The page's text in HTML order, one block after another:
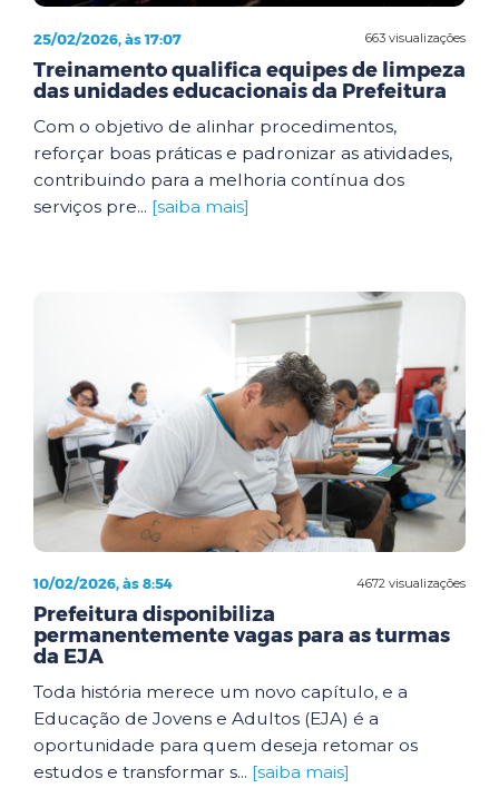
663 visualizações
25/02/2026, às 17:07
Treinamento qualifica equipes de limpeza
das unidades educacionais da Prefeitura
Com o objetivo de alinhar procedimentos,
reforçar boas práticas e padronizar as atividades,
contribuindo para a melhoria contínua dos
serviços pre... [saiba mais]
4672 visualizações
10/02/2026, às 8:54
Prefeitura disponibiliza
permanentemente vagas para as turmas
da EJA
Toda história merece um novo capítulo, e a
Educação de Jovens e Adultos (EJA) é a
oportunidade para quem deseja retomar os
estudos e transformar s... [saiba mais]